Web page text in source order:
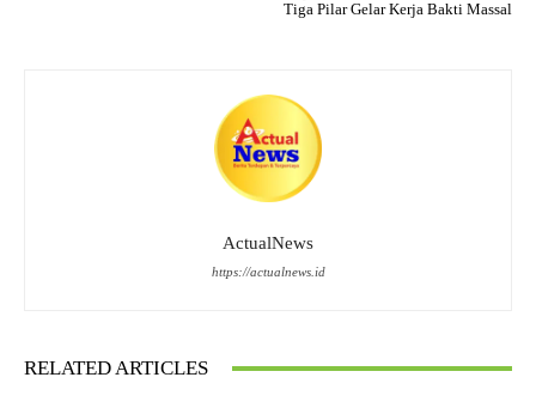
Tiga Pilar Gelar Kerja Bakti Massal
ActualNews
https://actualnews.id
RELATED ARTICLES